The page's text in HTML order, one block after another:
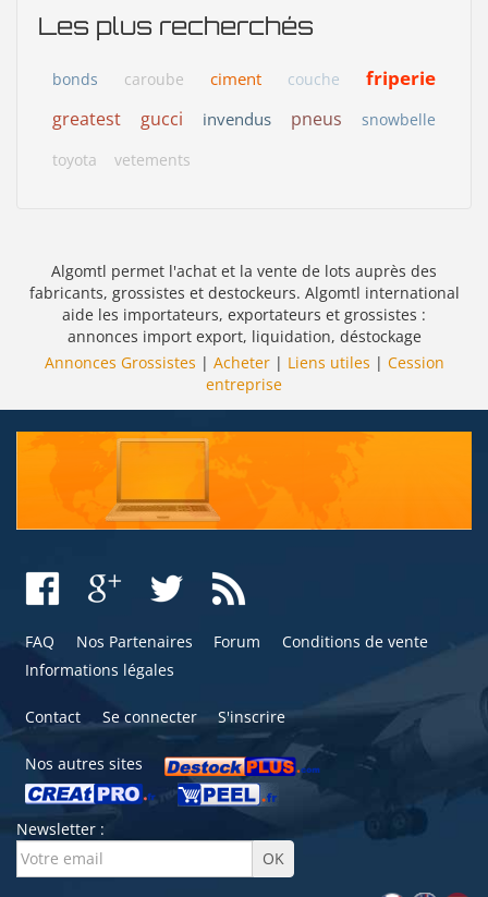
Les plus recherchés
bonds caroube ciment couche friperie
greatest gucci invendus pneus
snowbelle
toyota
vetements
Algomtl permet l'achat et la vente de lots auprès des
fabricants, grossistes et destockeurs. Algomtl international
aide les importateurs, exportateurs et grossistes :
annonces import export, liquidation, déstockage
Annonces Grossistes | Acheter| Liens utiles | Cession
entreprise
FAQ Nos Partenaires Forum
Conditions de vente
Informations légales
Contact Se connecter S'inscrire
Nos autres sites
Newsletter :